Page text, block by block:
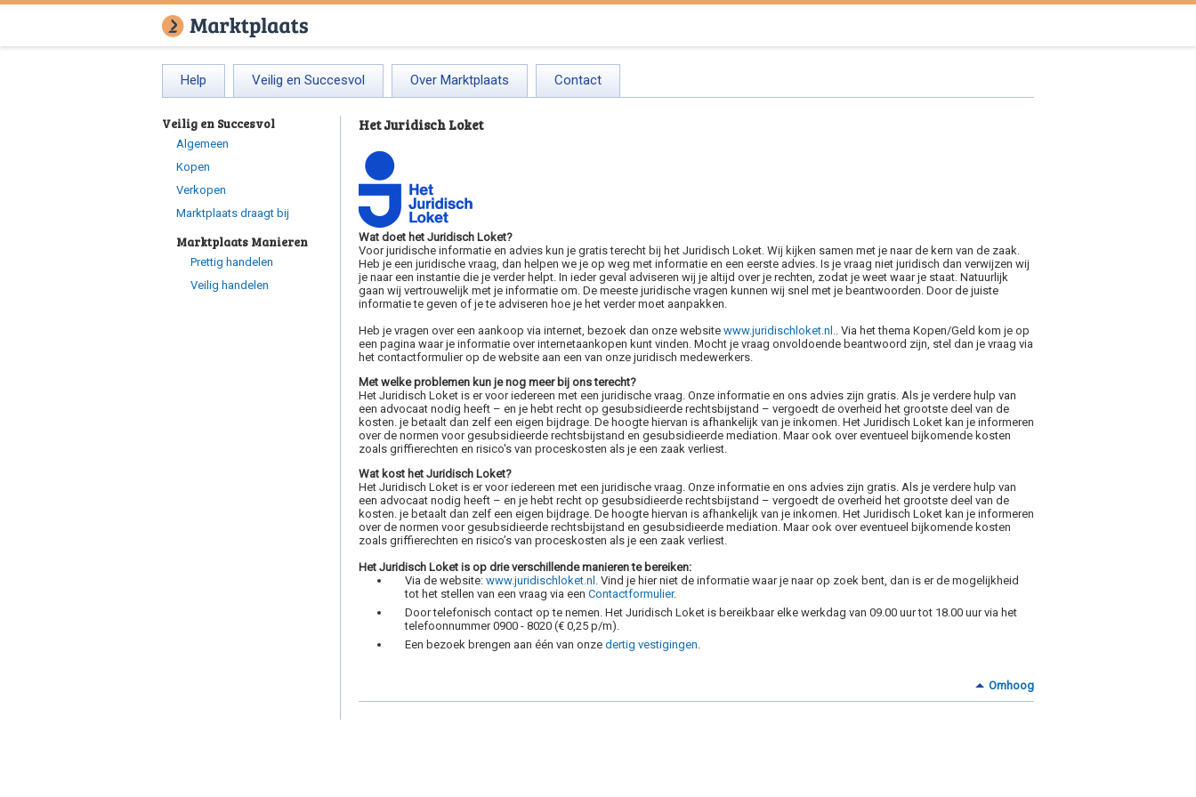
Help Veilig en Succesvol Over Marktplaats Contact
Veilig en Succesvol
Algemeen
Kopen
Verkopen
Marktplaats draagt bij
Marktplaats Manieren
Prettig handelen
Veilig handelen
Het Juridisch Loket
Wat doet het Juridisch Loket?
Voor juridische informatie en advies kun je gratis terecht bij het Juridisch Loket. Wij kijken samen met je naar de kern van de zaak.
Heb je een juridische vraag, dan helpen we je op weg met informatie en een eerste advies. Is je vraag niet juridisch dan verwijzen wij
je naar een instantie die je verder helpt. In ieder geval adviseren wij je altijd over je rechten, zodat je weet waar je staat. Natuurlijk
gaan wij vertrouwelijk met je informatie om. De meeste juridische vragen kunnen wij snel met je beantwoorden. Door de juiste
informatie te geven of je te adviseren hoe je het verder moet aanpakken.
Heb je vragen over een aankoop via internet, bezoek dan onze website www.juridischloket.nl.. Via het thema Kopen/Geld kom je op
een pagina waar je informatie over internetaankopen kunt vinden. Mocht je vraag onvoldoende beantwoord zijn, stel dan je vraag via
het contactformulier op de website aan een van onze juridisch medewerkers.
Met welke problemen kun je nog meer bij ons terecht?
Het Juridisch Loket is er voor iedereen met een juridische vraag. Onze informatie en ons advies zijn gratis. Als je verdere hulp van
een advocaat nodig heeft – en je hebt recht op gesubsidieerde rechtsbijstand – vergoedt de overheid het grootste deel van de
kosten. je betaalt dan zelf een eigen bijdrage. De hoogte hiervan is afhankelijk van je inkomen. Het Juridisch Loket kan je informeren
over de normen voor gesubsidieerde rechtsbijstand en gesubsidieerde mediation. Maar ook over eventueel bijkomende kosten
zoals griffierechten en risico's van proceskosten als je een zaak verliest.
Wat kost het Juridisch Loket?
Het Juridisch Loket is er voor iedereen met een juridische vraag. Onze informatie en ons advies zijn gratis. Als je verdere hulp van
een advocaat nodig heeft – en je hebt recht op gesubsidieerde rechtsbijstand – vergoedt de overheid het grootste deel van de
kosten. je betaalt dan zelf een eigen bijdrage. De hoogte hiervan is afhankelijk van je inkomen. Het Juridisch Loket kan je informeren
over de normen voor gesubsidieerde rechtsbijstand en gesubsidieerde mediation. Maar ook over eventueel bijkomende kosten
zoals griffierechten en risico’s van proceskosten als je een zaak verliest.
Het Juridisch Loket is op drie verschillende manieren te bereiken:
Via de website: www.juridischloket.nl. Vind je hier niet de informatie waar je naar op zoek bent, dan is er de mogelijkheid
tot het stellen van een vraag via een Contactformulier.
Door telefonisch contact op te nemen. Het Juridisch Loket is bereikbaar elke werkdag van 09.00 uur tot 18.00 uur via het
telefoonnummer 0900 - 8020 (€ 0,25 p/m).
Een bezoek brengen aan één van onze dertig vestigingen.
Omhoog